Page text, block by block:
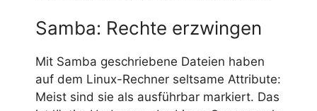
Samba: Rechte erzwingen
Mit Samba geschriebene Dateien haben
auf dem Linux-Rechner seltsame Attribute:
Meist sind sie als ausführbar markiert. Das